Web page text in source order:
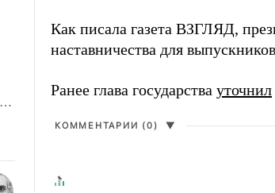
Как писала газета ВЗГЛЯД,
наставничества для
Ранее глава государства уточнил
КОММЕНТАРИИ (0) ▼